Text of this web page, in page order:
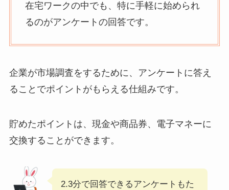
在宅ワークの中でも、特に手軽に始められ
るのがアンケートの回答です。
企業が市場調査をするために、アンケートに答え
ることでポイントがもらえる仕組みです。
貯めたポイントは、現金や商品券、電子マネーに
交換することができます。
2.3分で回答できるアンケートもた